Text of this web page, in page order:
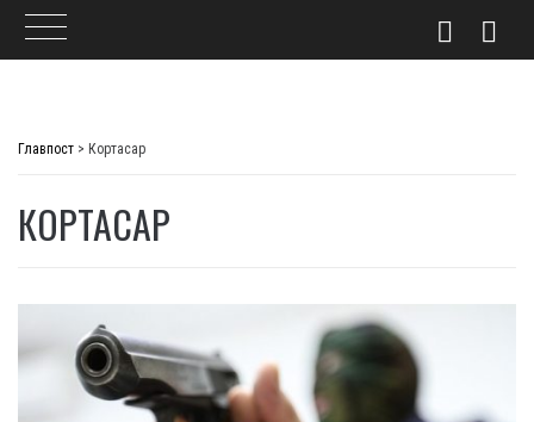
Главпост > Кортасар
КОРТАСАР